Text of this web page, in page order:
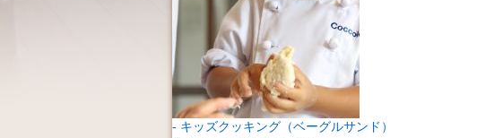
キッズクッキング（ベーグルサンド）